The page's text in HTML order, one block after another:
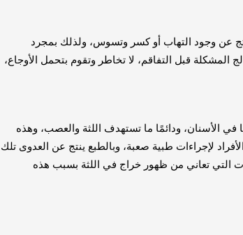
عن وجود التهاب أو كسر وتسوس، ولذلك بمجرد
المشكلة قبل التفاقم، لا تخاطر وتقوم بتحمل الأوجاع،
الأسنان، ودائمًا ما تستهدف اللثة والعصب، وهذه
لإجراءات طبية صعبة، وبالطبع ينتج عن العدوى تلك
التي تعاني من ظهور خراج في اللثة بسبب هذه